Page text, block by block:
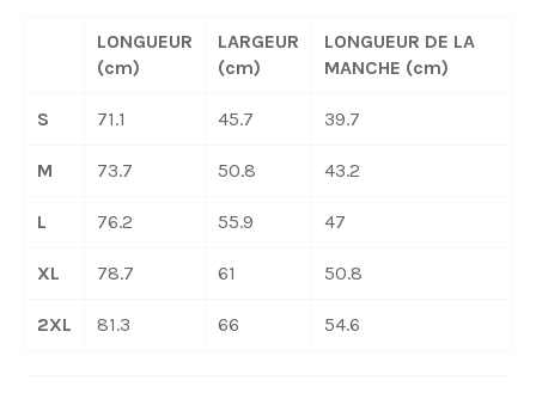
LONGUEUR
(cm)
LARGEUR
(cm)
LONGUEUR DE LA
MANCHE (cm)
S 71.1 45.7 39.7
M 73.7 50.8 43.2
L 76.2 55.9 47
XL 78.7 61 50.8
2XL 81.3 66 54.6